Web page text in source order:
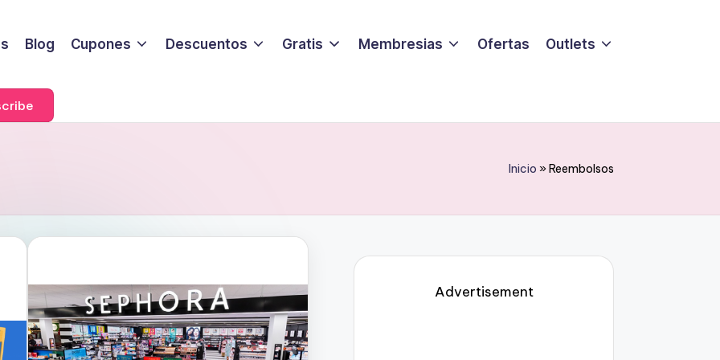
Blog Cupones Descuentos Gratis Membresias Ofertas Outlets
Inicio »Reembolsos
Advertisement